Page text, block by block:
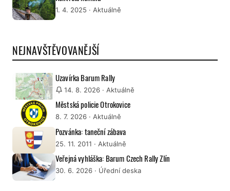
1. 4. 2025 · Aktuálně
NEJNAVŠTĚVOVANĚJŠÍ
Uzavírka Barum Rally
14. 8. 2026 · Aktuálně
Městská policie Otrokovice
8. 7. 2026 · Aktuálně
Pozvánka: taneční zábava
25. 11. 2011 · Aktuálně
Veřejná vyhláška: Barum Czech Rally Zlín
30. 6. 2026 · Úřední deska